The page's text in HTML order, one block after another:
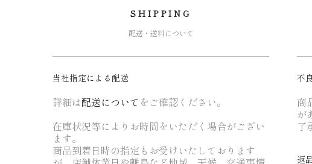
SHIPPING
配送・送料について
当社指定による配送
詳細は配送について をご確認ください。
在庫状況等によりお時間をいただく場合がござい
ます。
商品到着日時の指定もお受けいたしております
不
商
が
了
返